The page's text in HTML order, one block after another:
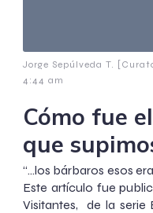
Jorge Sepúlveda T.
4:44 am
Cómo fue
que
“…los bárbaros esos
Este artículo fue
Visitantes, de la serie